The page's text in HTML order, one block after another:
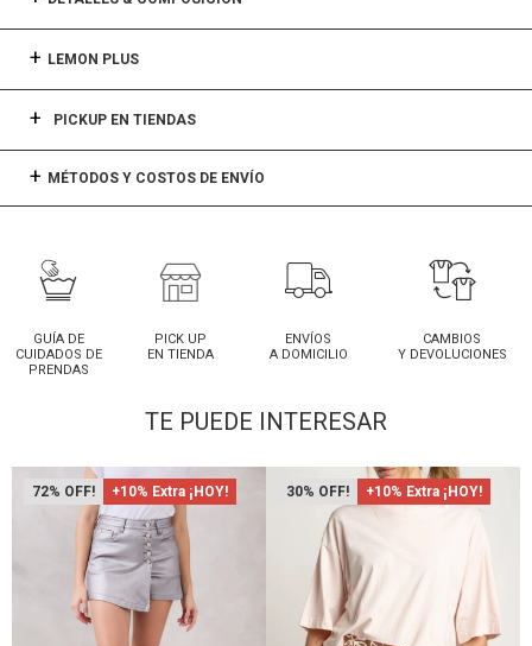
LEMON PLUS
PICKUP EN TIENDAS
MÉTODOS Y COSTOS DE ENVÍO
GUÍA DE
CUIDADOS DE
PRENDAS
PICK UP
EN TIENDA
ENVÍOS
A DOMICILIO
CAMBIOS
Y DEVOLUCIONES
TE PUEDE INTERESAR
72 +10% Extra ¡HOY! 30 +10% Extra ¡HOY!